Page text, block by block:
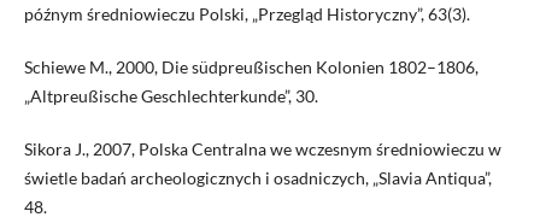
późnym średniowieczu Polski, „Przegląd Historyczny”, 63(3).
Schiewe M., 2000, Die südpreußischen Kolonien 1802–1806,
„Altpreußische Geschlechterkunde”, 30.
Sikora J., 2007, Polska Centralna we wczesnym średniowieczu w
świetle badań archeologicznych i osadniczych, „Slavia Antiqua”,
48.